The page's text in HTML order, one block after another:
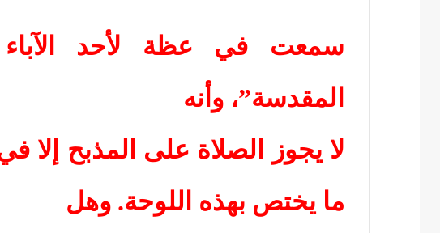
سمعت في عظة لأحد الآباء
المقدسة”، وأنه
لا يجوز الصلاة على المذبح إلا
ما يختص بهذه اللوحة. وهل